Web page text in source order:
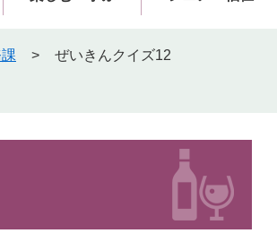
> ぜいきんクイズ12